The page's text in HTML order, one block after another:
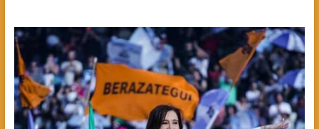
MILEI,
MACRI
Y
AXEL